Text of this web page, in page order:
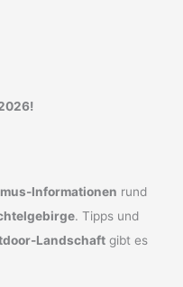
Informationen rund
. Tipps und
Landschaft gibt es